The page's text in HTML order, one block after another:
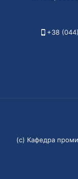
+38
(с) Кафедра